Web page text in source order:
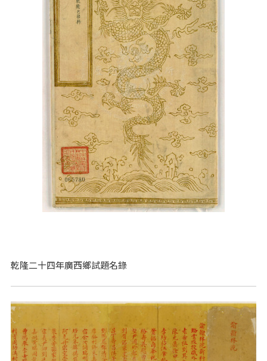
乾隆二十四年廣西鄉試題名錄